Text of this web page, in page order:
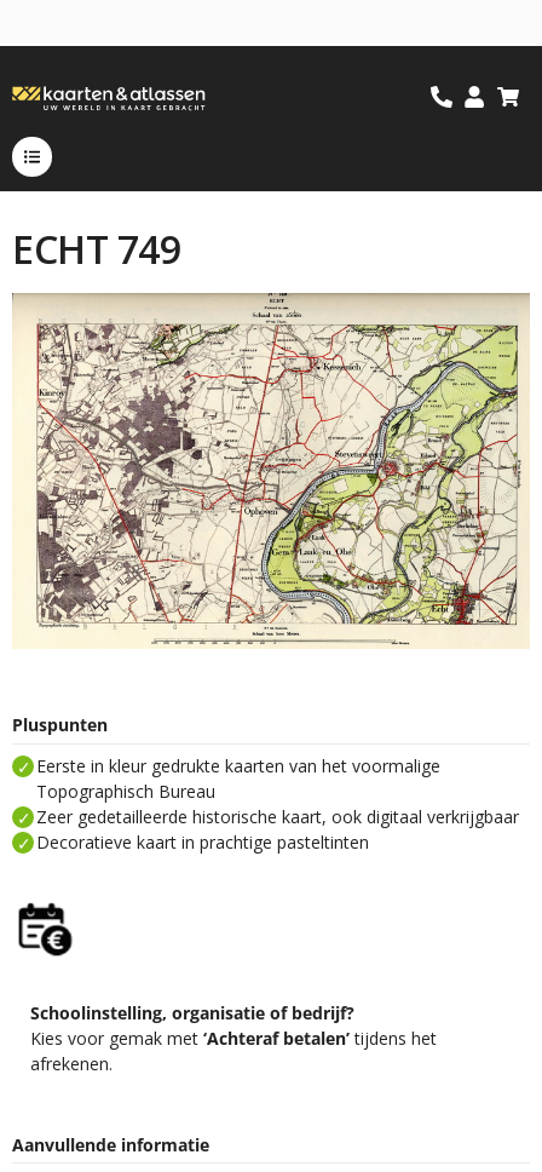
ECHT 749
Pluspunten
Eerste in kleur gedrukte kaarten van het voormalige
Topographisch Bureau
Zeer gedetailleerde historische kaart, ook digitaal verkrijgbaar
Decoratieve kaart in prachtige pasteltinten
Schoolinstelling, organisatie of bedrijf?
Kies voor gemak met ‘Achteraf betalen’tijdens het
afrekenen.
Aanvullende informatie